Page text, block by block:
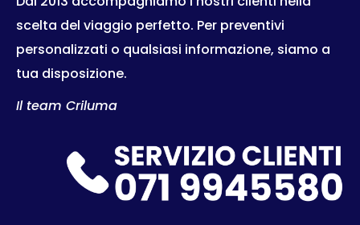
scelta del viaggio perfetto. Per preventivi
personalizzati o qualsiasi informazione, siamo a
tua disposizione.
Il team Criluma